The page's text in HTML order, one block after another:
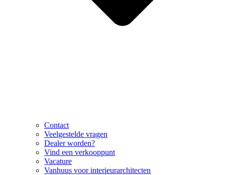
Contact
Veelgestelde vragen
Dealer worden?
Vind een verkooppunt
Vacature
Vanhuus voor interieurarchitecten